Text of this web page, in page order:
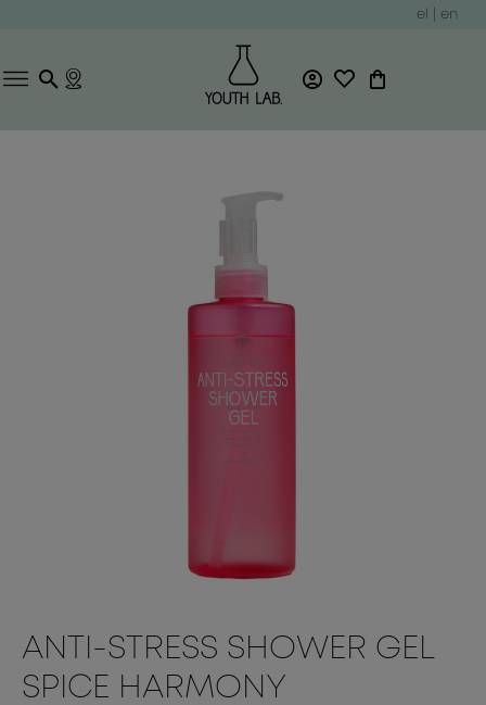
el en
ANTI-STRESS SHOWER GEL
SPICE HARMONY